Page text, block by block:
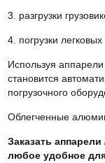
3. разгрузки
4. погрузки
Используя
становится
погрузочного
Облегченные
Заказать
любое удобное